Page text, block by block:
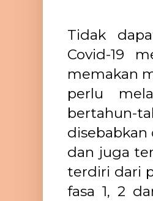
Tidak
Covid-19
memakan
perlu
disebabkan
dan juga
terdiri dari
fasa 1, 2